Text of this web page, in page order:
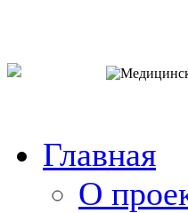
Главная
О